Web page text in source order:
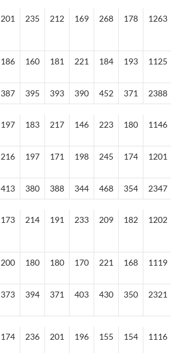
201 235 212 169 268 178 1263
186 160 181 221 184 193 1125
387 395 393 390 452 371 2388
197 183 217 146 223 180 1146
216 197 171 198 245 174 1201
413 380 388 344 468 354 2347
173 214 191 233 209 182 1202
200 180 180 170 221 168 1119
373 394 371 403 430 350 2321
174 236 201 196 155 154 1116